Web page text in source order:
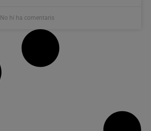
No hi ha comentaris